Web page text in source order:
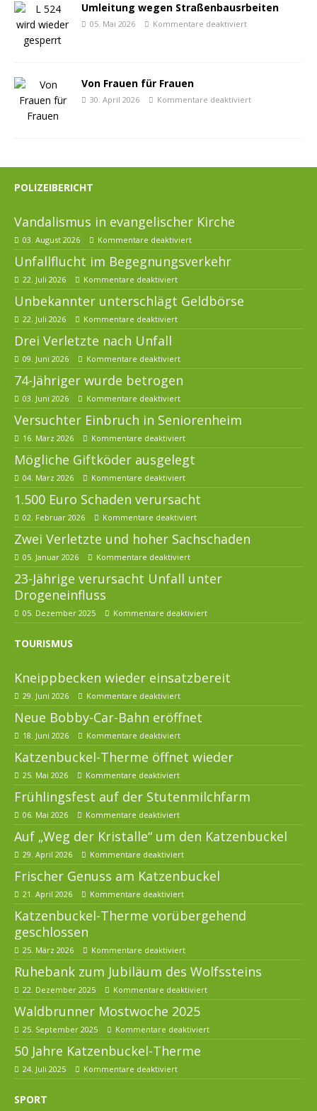
Umleitung wegen Straßenbausrbeiten
05. Mai 2026 Kommentare deaktiviert
Von Frauen für Frauen
30. April 2026 Kommentare deaktiviert
POLIZEIBERICHT
Vandalismus in evangelischer Kirche
03. August 2026 Kommentare deaktiviert
Unfallflucht im Begegnungsverkehr
22. Juli 2026 Kommentare deaktiviert
Unbekannter unterschlägt Geldbörse
22. Juli 2026 Kommentare deaktiviert
Drei Verletzte nach Unfall
09. Juni 2026 Kommentare deaktiviert
74-Jähriger wurde betrogen
03. Juni 2026 Kommentare deaktiviert
Versuchter Einbruch in Seniorenheim
16. März 2026 Kommentare deaktiviert
Mögliche Giftköder ausgelegt
04. März 2026 Kommentare deaktiviert
1.500 Euro Schaden verursacht
02. Februar 2026 Kommentare deaktiviert
Zwei Verletzte und hoher Sachschaden
05. Januar 2026 Kommentare deaktiviert
23-Jährige verursacht Unfall unter
Drogeneinfluss
05. Dezember 2025 Kommentare deaktiviert
TOURISMUS
Kneippbecken wieder einsatzbereit
29. Juni 2026 Kommentare deaktiviert
Neue Bobby-Car-Bahn eröffnet
18. Juni 2026 Kommentare deaktiviert
Katzenbuckel-Therme öffnet wieder
25. Mai 2026 Kommentare deaktiviert
Frühlingsfest auf der Stutenmilchfarm
06. Mai 2026 Kommentare deaktiviert
Auf „Weg der Kristalle“ um den Katzenbuckel
29. April 2026 Kommentare deaktiviert
Frischer Genuss am Katzenbuckel
21. April 2026 Kommentare deaktiviert
Katzenbuckel-Therme vorübergehend
geschlossen
25. März 2026 Kommentare deaktiviert
Ruhebank zum Jubiläum des Wolfssteins
22. Dezember 2025 Kommentare deaktiviert
Waldbrunner Mostwoche 2025
25. September 2025 Kommentare deaktiviert
50 Jahre Katzenbuckel-Therme
24. Juli 2025 Kommentare deaktiviert
SPORT